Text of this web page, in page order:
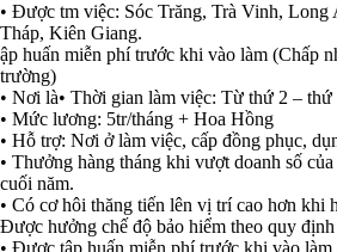
• Được tm việc: Sóc Trăng, Trà Vinh,
Tháp, Kiên Giang.
ập huấn miễn phí trước khi vào làm (Chấp
trường)
• Nơi là• Thời gian làm việc: Từ thứ 2 – thứ
• Mức lương: 5tr/tháng + Hoa Hồng
• Hỗ trợ: Nơi ở làm việc, cấp đồng phục,
• Thưởng hàng tháng khi vượt doanh số
cuối năm.
• Có cơ hôi thăng tiến lên vị trí cao hơn khi
Được hưởng chế độ bảo hiểm theo quy